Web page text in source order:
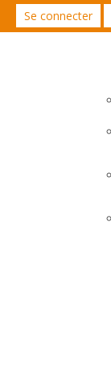
Se connecter